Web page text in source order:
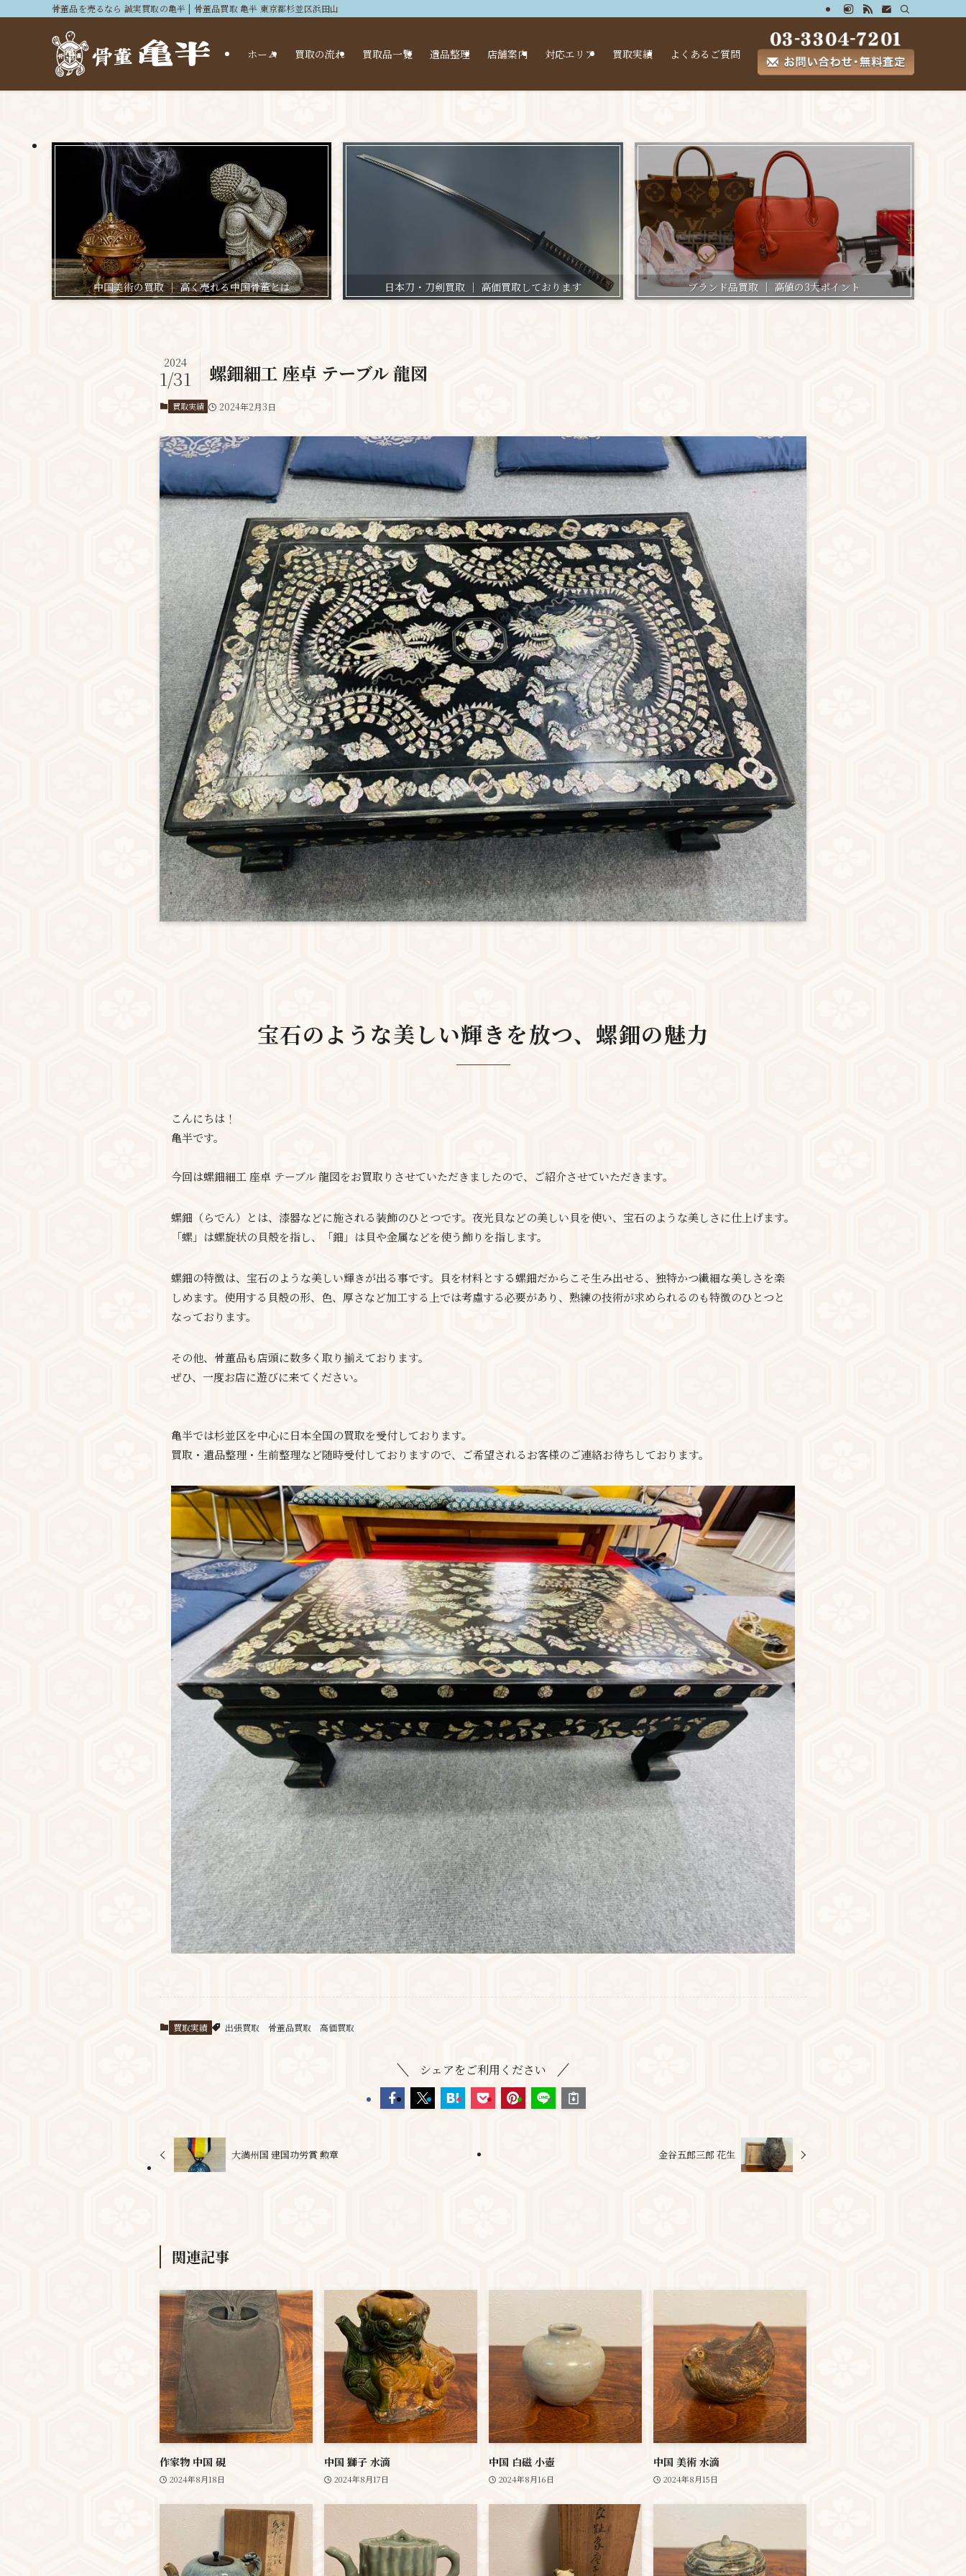
骨董品を売るなら 誠実買取の亀半 | 骨董品買取 亀半 東京都杉並区浜田山
ホーム 買取の流れ 買取品一覧 遺品整理 店舗案内 対応エリア 買取実績 よくあるご質問
中国美術の買取 ｜ 高く売れる中国骨董とは 日本刀・刀剣買取 ｜ 高価買取しております ブランド品買取 ｜ 高値の3大ポイント
螺鈿細工 座卓 テーブル 龍図
2024
1/31
買取実績 2024年2月3日
宝石のような美しい輝きを放つ、螺鈿の魅力
こんにちは！
亀半です。
今回は螺鈿細工 座卓 テーブル 龍図をお買取りさせていただきましたので、ご紹介させていただきます。
螺鈿（らでん）とは、漆器などに施される装飾のひとつです。夜光貝などの美しい貝を使い、宝石のような美しさに仕上げます。
「螺」は螺旋状の貝殻を指し、「鈿」は貝や金属などを使う飾りを指します。
螺鈿の特徴は、宝石のような美しい輝きが出る事です。貝を材料とする螺鈿だからこそ生み出せる、独特かつ繊細な美しさを楽
しめます。使用する貝殻の形、色、厚さなど加工する上では考慮する必要があり、熟練の技術が求められるのも特徴のひとつと
なっております。
その他、骨董品も店頭に数多く取り揃えております。
ぜひ、一度お店に遊びに来てください。
亀半では杉並区を中心に日本全国の買取を受付しております。
買取・遺品整理・生前整理など随時受付しておりますので、ご希望されるお客様のご連絡お待ちしております。
買取実績 出張買取 骨董品買取 高価買取
シェアをご利用ください
大満州国 建国功労賞 勲章 金谷五郎三郎 花生
関連記事
作家物 中国 硯
2024年8月18日
中国 獅子 水滴
2024年8月17日
中国 白磁 小壺
2024年8月16日
中国 美術 水滴
2024年8月15日